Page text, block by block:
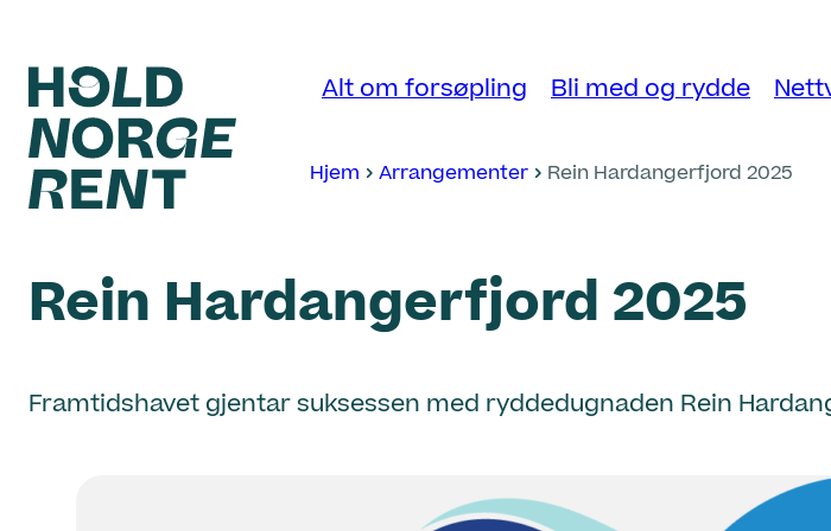
til
innhold
Norge
Rent
Alt om forsøpling Bli med og rydde
Hjem Arrangementer Rein Hardangerfjord 2025
Rein Hardangerfjord 2025
Framtidshavet gjentar suksessen med ryddedugnaden Rein